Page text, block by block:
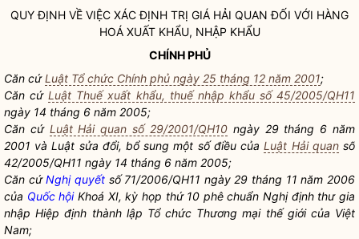
QUY ĐỊNH VỀ VIỆC XÁC ĐỊNH TRỊ GIÁ HẢI QUAN ĐỐI VỚI HÀNG
HOÁ XUẤT KHẨU, NHẬP KHẨU
CHÍNH PHỦ
Căn cứLuật Tổ chức Chính phủ ngày 25 tháng 12 năm 2001;
Căn cứLuật Thuế xuất khẩu, thuế nhập khẩu số 45/2005/QH11
ngày 14 tháng 6 năm 2005;
Căn cứ Luật Hải quan số 29/2001/QH10ngày 29 tháng 6 năm
2001 và Luật sửa đổi, bổ sung một số điều củaLuật Hải quansố
42/2005/QH11 ngày 14 tháng 6 năm 2005;
Căn cứNghị quyếtsố 71/2006/QH11 ngày 29 tháng 11 năm 2006
của Quốc hộiKhoá XI, kỳ họp thứ 10 phê chuẩn Nghị định thư gia
nhập Hiệp định thành lập Tổ chức Thương mại thế giới của Việt
Nam;